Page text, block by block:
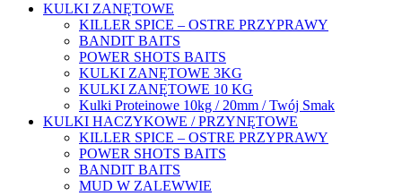
KULKI ZANĘTOWE
KILLER SPICE – OSTRE PRZYPRAWY
BANDIT BAITS
POWER SHOTS BAITS
KULKI ZANĘTOWE 3KG
KULKI ZANĘTOWE 10 KG
Kulki Proteinowe 10kg / 20mm / Twój Smak
KULKI HACZYKOWE / PRZYNĘTOWE
KILLER SPICE – OSTRE PRZYPRAWY
POWER SHOTS BAITS
BANDIT BAITS
MUD W ZALEWWIE